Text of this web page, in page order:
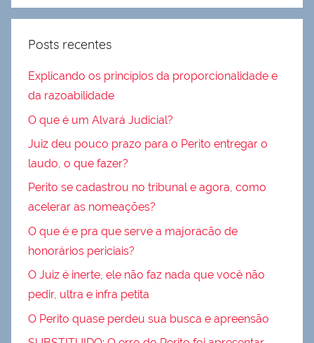
Posts recentes
Explicando os princípios da proporcionalidade e
da razoabilidade
O que é um Alvará Judicial?
Juiz deu pouco prazo para o Perito entregar o
laudo, o que fazer?
Perito se cadastrou no tribunal e agora, como
acelerar as nomeações?
O que é e pra que serve a majoracão de
honorários periciais?
O Juiz é inerte, ele não faz nada que você não
pedir, ultra e infra petita
O Perito quase perdeu sua busca e apreensão